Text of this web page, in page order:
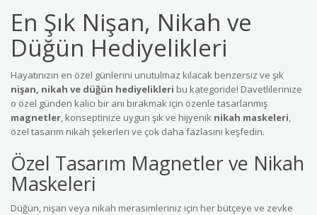
En Şık Nişan, Nikah ve
Düğün Hediyelikleri
Hayatınızın en özel günlerini unutulmaz kılacak benzersiz ve şık
nişan, nikah ve düğün hediyelikleri bu kategoride! Davetlilerinize
o özel günden kalıcı bir anı bırakmak için özenle tasarlanmış
magnetler, konseptinize uygun şık ve hijyenik nikah maskeleri,
özel tasarım nikah şekerleri ve çok daha fazlasını keşfedin.
Özel Tasarım Magnetler ve Nikah
Maskeleri
Düğün, nişan veya nikah merasimleriniz için her bütçeye ve zevke